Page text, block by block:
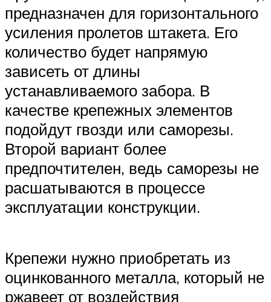
предназначен для горизонтального
усиления пролетов штакета. Его
количество будет напрямую
зависеть от длины
устанавливаемого забора. В
качестве крепежных элементов
подойдут гвозди или саморезы.
Второй вариант более
предпочтителен, ведь саморезы не
расшатываются в процессе
эксплуатации конструкции.
Крепежи нужно приобретать из
оцинкованного металла, который не
ржавеет от воздействия